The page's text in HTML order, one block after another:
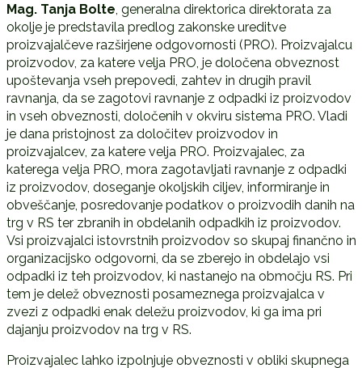
Mag. Tanja Bolte, generalna direktorica direktorata za
okolje je predstavila predlog zakonske ureditve
proizvajalčeve razširjene odgovornosti (PRO). Proizvajalcu
proizvodov, za katere velja PRO, je določena obveznost
upoštevanja vseh prepovedi, zahtev in drugih pravil
ravnanja, da se zagotovi ravnanje z odpadki iz proizvodov
in vseh obveznosti, določenih v okviru sistema PRO. Vladi
je dana pristojnost za določitev proizvodov in
proizvajalcev, za katere velja PRO. Proizvajalec, za
katerega velja PRO, mora zagotavljati ravnanje z odpadki
iz proizvodov, doseganje okoljskih ciljev, informiranje in
obveščanje, posredovanje podatkov o proizvodih danih na
trg v RS ter zbranih in obdelanih odpadkih iz proizvodov.
Vsi proizvajalci istovrstnih proizvodov so skupaj finančno in
organizacijsko odgovorni, da se zberejo in obdelajo vsi
odpadki iz teh proizvodov, ki nastanejo na območju RS. Pri
tem je delež obveznosti posameznega proizvajalca v
zvezi z odpadki enak deležu proizvodov, ki ga ima pri
dajanju proizvodov na trg v RS.
Proizvajalec lahko izpolnjuje obveznosti v obliki skupnega